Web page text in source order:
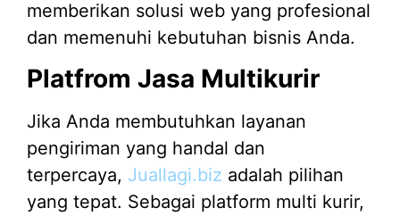
memberikan solusi web yang profesional
dan memenuhi kebutuhan bisnis Anda.
Platfrom Jasa Multikurir
Jika Anda membutuhkan layanan
pengiriman yang handal dan
terpercaya, Juallagi.biz adalah pilihan
yang tepat. Sebagai platform multi kurir,